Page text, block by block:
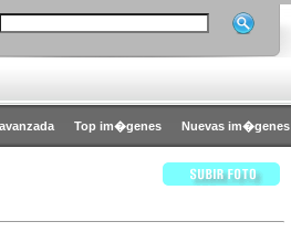
Top im�genes Nuevas im�genes